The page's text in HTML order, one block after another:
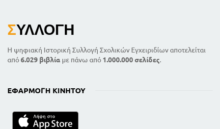
ΣΥΛΛΟΓΉ
Η ψηφιακή Ιστορική Συλλογή Σχολικών Εγχειριδίων αποτελείται
από6.029 βιβλία με πάνω από 1.000.000 σελίδες.
ΕΦΑΡΜΟΓΉ ΚΙΝΗΤΟΎ